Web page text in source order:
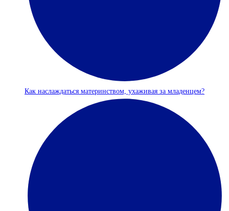
Как наслаждаться материнством, ухаживая за младенцем?